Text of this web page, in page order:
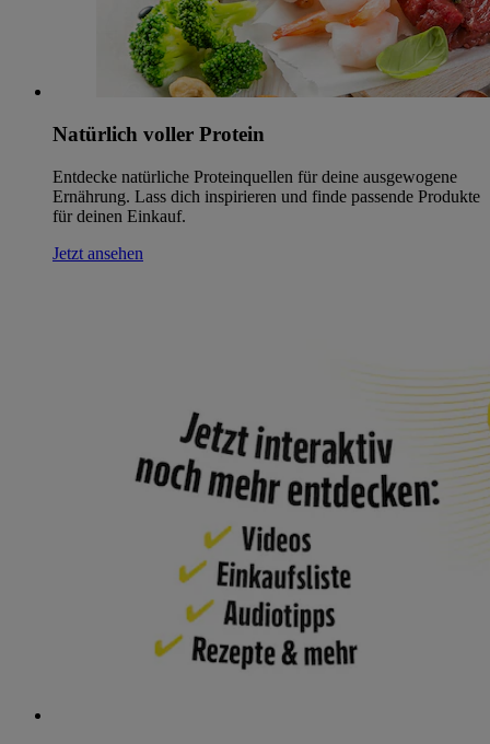
Natürlich voller Protein
Entdecke natürliche Proteinquellen für deine ausgewogene
Ernährung. Lass dich inspirieren und finde passende Produkte
für deinen Einkauf.
Jetzt ansehen